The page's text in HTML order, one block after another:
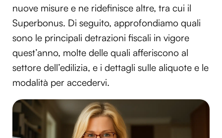
nuove misure e ne ridefinisce altre, tra cui il
Superbonus. Di seguito, approfondiamo quali
sono le principali detrazioni fiscali in vigore
quest’anno, molte delle quali afferiscono al
settore dell’edilizia, e i dettagli sulle aliquote e le
modalità per accedervi.